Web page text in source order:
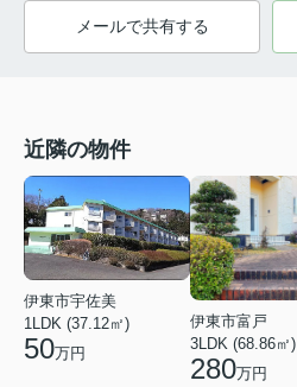
メールで共有する
近隣の物件
伊東市宇佐美
1LDK (37.12㎡)
50万円
伊東市富戸
3LDK (68.86㎡)
280万円